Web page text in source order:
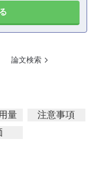
論文検索
量
注意事項